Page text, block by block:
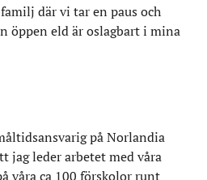
där vi tar en paus och
öppen eld är oslagbart i mina
på Norlandia
jag leder arbetet med våra
våra ca 100 förskolor runt